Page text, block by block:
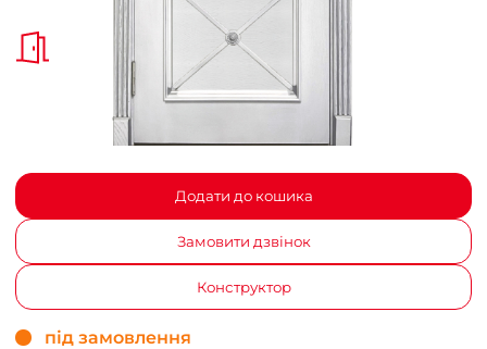
Додати до кошика
Замовити дзвінок
Конструктор
під замовлення